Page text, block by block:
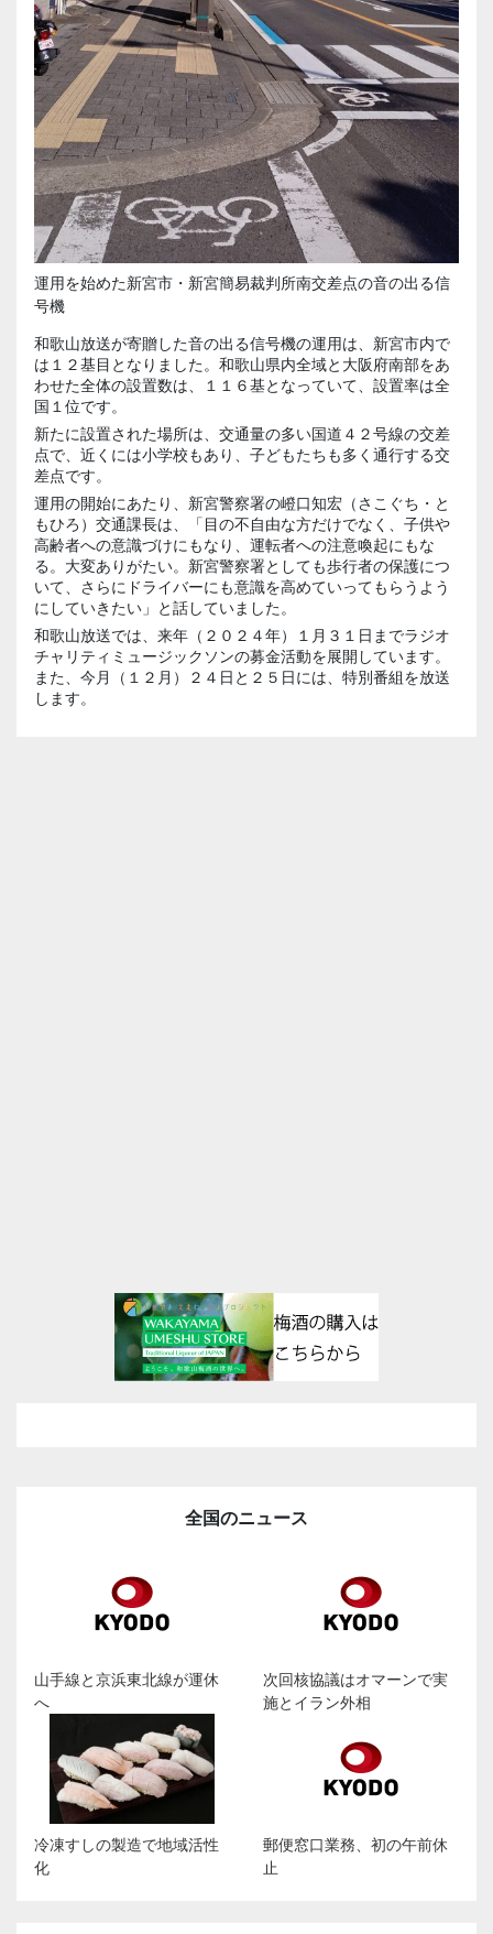
運用を始めた新宮市・新宮簡易裁判所南交差点の音の出る信
号機
和歌山放送が寄贈した音の出る信号機の運用は、新宮市内で
は１２基目となりました。和歌山県内全域と大阪府南部をあ
わせた全体の設置数は、１１６基となっていて、設置率は全
国１位です。
新たに設置された場所は、交通量の多い国道４２号線の交差
点で、近くには小学校もあり、子どもたちも多く通行する交
差点です。
運用の開始にあたり、新宮警察署の嶝口知宏（さこぐち・と
もひろ）交通課長は、「目の不自由な方だけでなく、子供や
高齢者への意識づけにもなり、運転者への注意喚起にもな
る。大変ありがたい。新宮警察署としても歩行者の保護につ
いて、さらにドライバーにも意識を高めていってもらうよう
にしていきたい」と話していました。
和歌山放送では、来年（２０２４年）１月３１日までラジオ
チャリティミュージックソンの募金活動を展開しています。
また、今月（１２月）２４日と２５日には、特別番組を放送
します。
全国のニュース
山手線と京浜東北線が運休
へ
次回核協議はオマーンで実
施とイラン外相
冷凍すしの製造で地域活性
化
郵便窓口業務、初の午前休
止